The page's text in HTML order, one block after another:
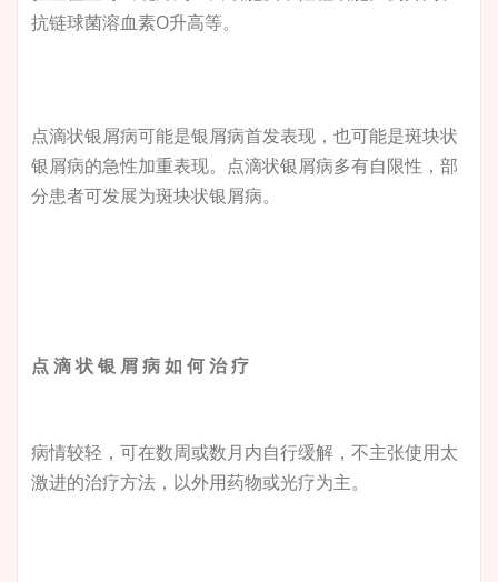
抗链球菌溶血素O升高等。
点滴状银屑病可能是银屑病首发表现，也可能是斑块状
银屑病的急性加重表现。点滴状银屑病多有自限性，部
分患者可发展为斑块状银屑病。
点 滴 状 银 屑 病 如 何 治 疗
病情较轻，可在数周或数月内自行缓解，不主张使用太
激进的治疗方法，以外用药物或光疗为主。